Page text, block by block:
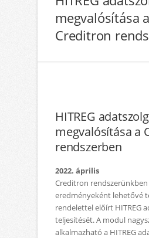
megvalósítása a
Creditron
HITREG
megvalósítása a
rendszerben
2022. április
Creditron rendszerünkben
eredményeként lehetővé
rendelettel előírt HITREG
teljesítését. A modul
alkalmazható a HITREG